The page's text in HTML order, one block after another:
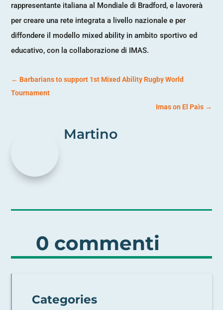
rappresentante italiana al Mondiale di Bradford, e lavorerà
per creare una rete integrata a livello nazionale e per
diffondere il modello mixed ability in ambito sportivo ed
educativo, con la collaborazione di IMAS.
←Barbarians to support 1st Mixed Ability Rugby World
Tournament
Imas on El Paìs→
Martino
0 commenti
Categories